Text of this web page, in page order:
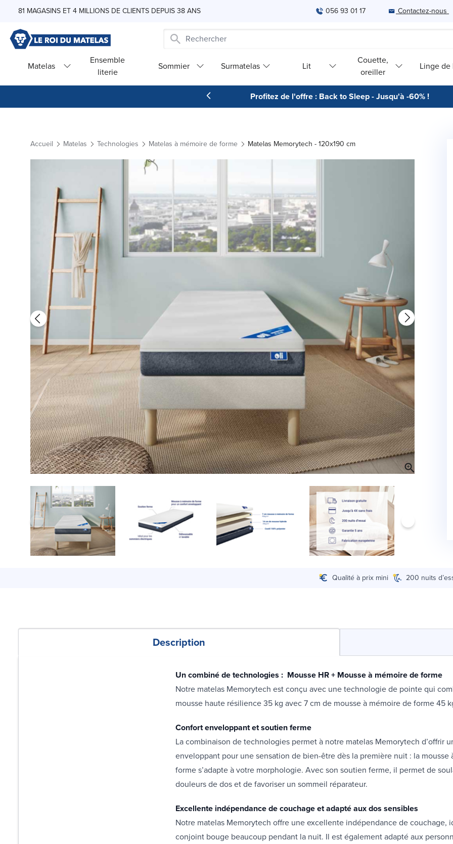
Skip to Content
81 MAGASINS ET 4 MILLIONS DE CLIENTS DEPUIS 38 ANS 056 93 01 17 Contactez-nous
Matelas
Ensemble
literie
Sommier Surmatelas Lit
Couette,
oreiller
Linge de
Profitez de l'offre : Back to Sleep - Jusqu'à -60% !
Accueil Matelas Technologies Matelas à mémoire de forme Matelas Memorytech - 120x190 cm
Qualité à prix mini 200 nuits
Description
Un combiné de technologies : Mousse HR + Mousse à mémoire de forme
Notre matelas Memorytech est conçu avec une technologie de pointe qui
mousse haute résilience 35 kg avec 7 cm de mousse à mémoire de forme 45
Confort enveloppant et soutien ferme
La combinaison de technologies permet à notre matelas Memorytech d’offrir
enveloppant pour une sensation de bien-être dès la première nuit : la mousse
forme s’adapte à votre morphologie. Avec son soutien ferme, il permet de
douleurs de dos et de favoriser un sommeil réparateur.
Excellente indépendance de couchage et adapté aux dos sensibles
Notre matelas Memorytech offre une excellente indépendance de couchage,
conjoint bouge beaucoup pendant la nuit. Il est également adapté aux